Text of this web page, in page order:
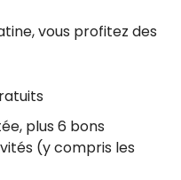
vous profitez des
plus 6 bons
(y compris les